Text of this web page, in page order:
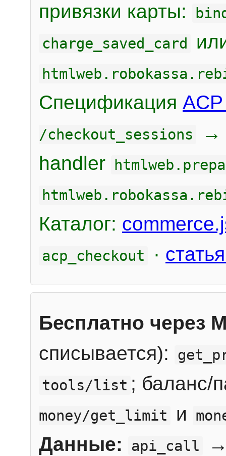
привязки карты:
charge_saved_card
Спецификация
/checkout_sessions
handler
Каталог:
acp_checkout ·
Бесплатно через
списывается):
tools/list ; баланс/
money/get_limit и
Данные: api_call